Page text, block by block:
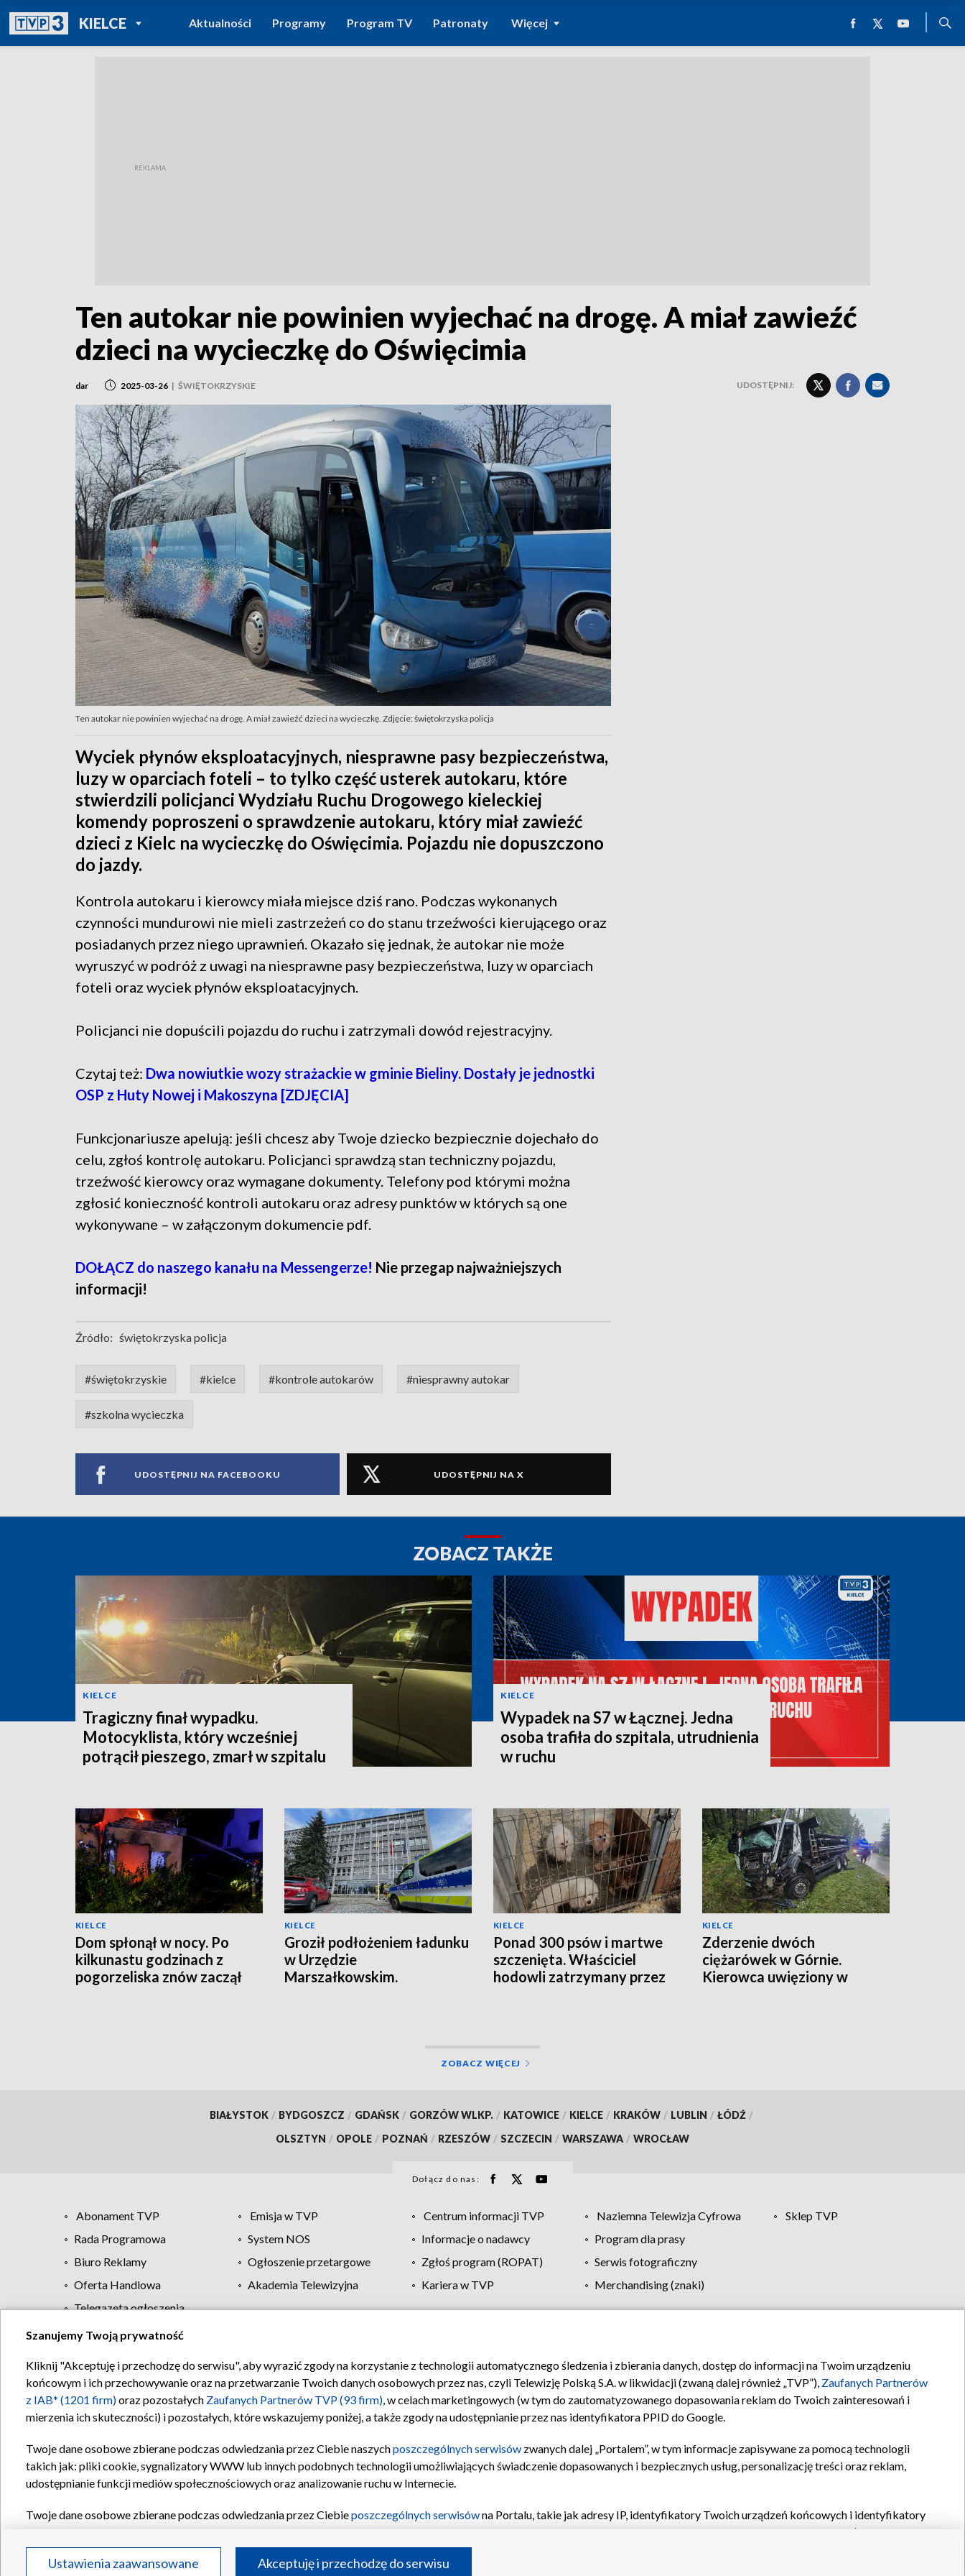
KIELCEPOWRÓT DO
TVP REGIONY
Aktualności Programy Program TV Patronaty Więcej
Ten autokar nie powinien wyjechać na drogę. A miał zawieźć
dzieci na wycieczkę do Oświęcimia
dar 2025-03-26 | ŚWIĘTOKRZYSKIE UDOSTĘPNIJ:
Ten autokar nie powinien wyjechać na drogę. A miał zawieźć dzieci na wycieczkę. Zdjęcie: świętokrzyska policja
Wyciek płynów eksploatacyjnych, niesprawne pasy bezpieczeństwa,
luzy w oparciach foteli – to tylko część usterek autokaru, które
stwierdzili policjanci Wydziału Ruchu Drogowego kieleckiej
komendy poproszeni o sprawdzenie autokaru, który miał zawieźć
dzieci z Kielc na wycieczkę do Oświęcimia. Pojazdu nie dopuszczono
do jazdy.
Kontrola autokaru i kierowcy miała miejsce dziś rano. Podczas wykonanych
czynności mundurowi nie mieli zastrzeżeń co do stanu trzeźwości kierującego oraz
posiadanych przez niego uprawnień. Okazało się jednak, że autokar nie może
wyruszyć w podróż z uwagi na niesprawne pasy bezpieczeństwa, luzy w oparciach
foteli oraz wyciek płynów eksploatacyjnych.
Policjanci nie dopuścili pojazdu do ruchu i zatrzymali dowód rejestracyjny.
Czytaj też: Dwa nowiutkie wozy strażackie w gminie Bieliny. Dostały je jednostki
OSP z Huty Nowej i Makoszyna [ZDJĘCIA]
Funkcjonariusze apelują: jeśli chcesz aby Twoje dziecko bezpiecznie dojechało do
celu, zgłoś kontrolę autokaru. Policjanci sprawdzą stan techniczny pojazdu,
trzeźwość kierowcy oraz wymagane dokumenty. Telefony pod którymi można
zgłosić konieczność kontroli autokaru oraz adresy punktów w których są one
wykonywane – w załączonym dokumencie pdf.
DOŁĄCZ do naszego kanału na Messengerze! Nie przegap najważniejszych
informacji!
Źródło: świętokrzyska policja
#świętokrzyskie #kielce #kontrole autokarów #niesprawny autokar
#szkolna wycieczka
UDOSTĘPNIJ NA FACEBOOKU UDOSTĘPNIJ NA X
ZOBACZ TAKŻE
KIELCE
Tragiczny finał wypadku.
Motocyklista, który wcześniej
potrącił pieszego, zmarł w szpitalu
KIELCE
Wypadek na S7 w Łącznej. Jedna
osoba trafiła do szpitala, utrudnienia
w ruchu
KIELCE
Dom spłonął w nocy. Po
kilkunastu godzinach z
pogorzeliska znów zaczął
KIELCE
Groził podłożeniem ładunku
w Urzędzie
Marszałkowskim.
KIELCE
Ponad 300 psów i martwe
szczenięta. Właściciel
hodowli zatrzymany przez
KIELCE
Zderzenie dwóch
ciężarówek w Górnie.
Kierowca uwięziony w
ZOBACZ WIĘCEJ
BIAŁYSTOK / BYDGOSZCZ / GDAŃSK / GORZÓW WLKP. / KATOWICE / KIELCE / KRAKÓW / LUBLIN / ŁÓDŹ /
OLSZTYN / OPOLE / POZNAŃ / RZESZÓW / SZCZECIN / WARSZAWA / WROCŁAW
Dołącz do nas:
Abonament TVP Emisja w TVP Centrum informacji TVP Naziemna Telewizja Cyfrowa
Sklep TVP
Rada Programowa
System NOS Informacje o nadawcy
Program dla prasy
Biuro Reklamy
Ogłoszenie przetargowe Zgłoś program (ROPAT)
Serwis fotograficzny
Oferta Handlowa
Akademia Telewizyjna Kariera w TVP
Merchandising (znaki)
Telegazeta ogłoszenia
Regulamin TVP Polityka prywatności Moje zgody Pomoc Biuro reklamy Kontakt
Szanujemy Twoją prywatność
Kliknij "Akceptuję i przechodzę do serwisu", aby wyrazić zgody na korzystanie z technologii automatycznego śledzenia i zbierania danych, dostęp do informacji na Twoim urządzeniu
końcowym i ich przechowywanie oraz na przetwarzanie Twoich danych osobowych przez nas, czyli Telewizję Polską S.A. w likwidacji (zwaną dalej również „TVP”), Zaufanych Partnerów
z IAB* (1201 firm)oraz pozostałych Zaufanych Partnerów TVP (93 firm), w celach marketingowych (w tym do zautomatyzowanego dopasowania reklam do Twoich zainteresowań i
mierzenia ich skuteczności) i pozostałych, które wskazujemy poniżej, a także zgody na udostępnianie przez nas identyfikatora PPID do Google.
Twoje dane osobowe zbierane podczas odwiedzania przez Ciebie naszychposzczególnych serwisów zwanych dalej „Portalem”, w tym informacje zapisywane za pomocą technologii
takich jak: pliki cookie, sygnalizatory WWW lub innych podobnych technologii umożliwiających świadczenie dopasowanych i bezpiecznych usług, personalizację treści oraz reklam,
udostępnianie funkcji mediów społecznościowych oraz analizowanie ruchu w Internecie.
Twoje dane osobowe zbierane podczas odwiedzania przez Ciebieposzczególnych serwisówna Portalu, takie jak adresy IP, identyfikatory Twoich urządzeń końcowych i identyfikatory
oraz pozostałych
Partnerów TVPdla realizacji następujących celów i funkcji: przechowywania informacji na urządzeniu lub dostęp do nich, wyboru podstawowych reklam, wyboru spersonalizowanych
reklam, tworzenia profilu spersonalizowanych reklam, tworzenia profilu spersonalizowanych treści, wyboru spersonalizowanych treści, pomiaru wydajności reklam, pomiaru wydajności
Ustawienia zaawansowane Akceptuję i przechodzę do serwisu